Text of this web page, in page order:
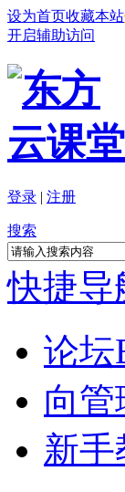
设为首页收藏本站
开启辅助访问
登录 | 注册
搜索
快捷导
论坛
向管
新手